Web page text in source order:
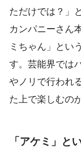
ただけでは？」
カンパニーさん
ミちゃん」とい
す。芸能界では
やノリで行われ
た上で楽しむの
「アケミ」と